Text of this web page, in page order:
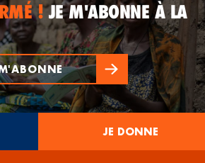
!JE M'ABONNE À LA
JE DONNE